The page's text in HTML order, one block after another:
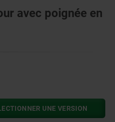
avec poignée en
UNE VERSION